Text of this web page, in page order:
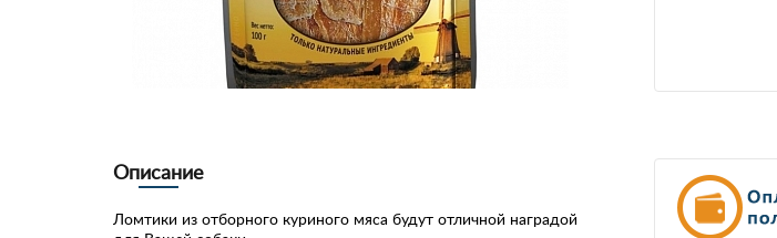
Описание
Ломтики из отборного куриного мяса будут отличной наградой